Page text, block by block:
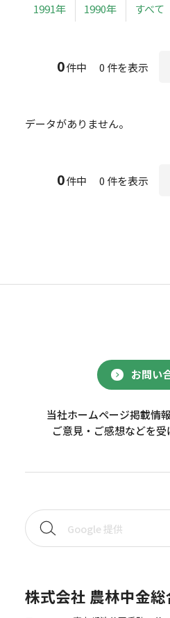
1991年 1990年 すべて
0件中 0 件を表示
データがありません。
0件中 0 件を表示
お問い
当社ホームページ掲載情
ご意見・ご感想などを受
株式会社 農林中金